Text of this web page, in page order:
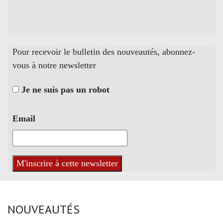
Pour recevoir le bulletin des nouveautés, abonnez-
vous à notre newsletter
Je ne suis pas un robot
Email
NOUVEAUTÉS